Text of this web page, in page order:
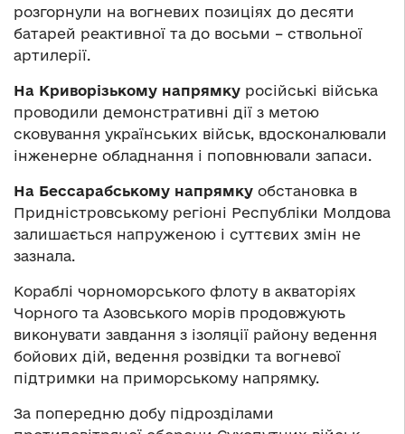
розгорнули на вогневих позиціях до десяти
батарей реактивної та до восьми – ствольної
артилерії.
На Криворізькому напрямку російські війська
проводили демонстративні дії з метою
сковування українських військ, вдосконалювали
інженерне обладнання і поповнювали запаси.
На Бессарабському напрямку обстановка в
Придністровському регіоні Республіки Молдова
залишається напруженою і суттєвих змін не
зазнала.
Кораблі чорноморського флоту в акваторіях
Чорного та Азовського морів продовжують
виконувати завдання з ізоляції району ведення
бойових дій, ведення розвідки та вогневої
підтримки на приморському напрямку.
За попередню добу підрозділами